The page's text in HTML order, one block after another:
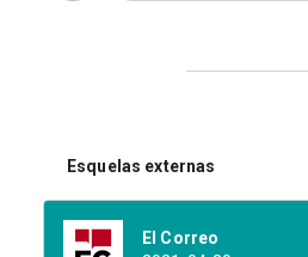
Esquelas externas
El Correo